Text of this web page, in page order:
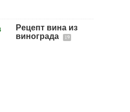
Рецепт вина из
винограда
19